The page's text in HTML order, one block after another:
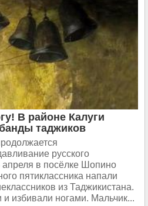
В районе Калуги
таджиков
русского
в посёлке Шопино
пятиклассника напали
из Таджикистана.
и избивали ногами. Мальчик...